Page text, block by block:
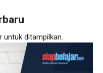
untuk ditampilkan.